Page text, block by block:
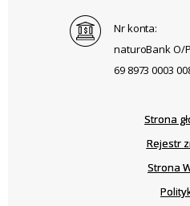
Nr konta:
naturoBank O/
69 8973 0003
Strona
Rejestr
Strona